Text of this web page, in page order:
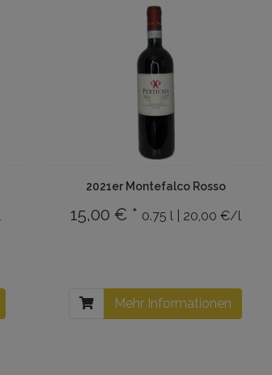
2021er Montefalco Rosso
15,00 € * 0.75 l | 20,00 €/l
Mehr Informationen